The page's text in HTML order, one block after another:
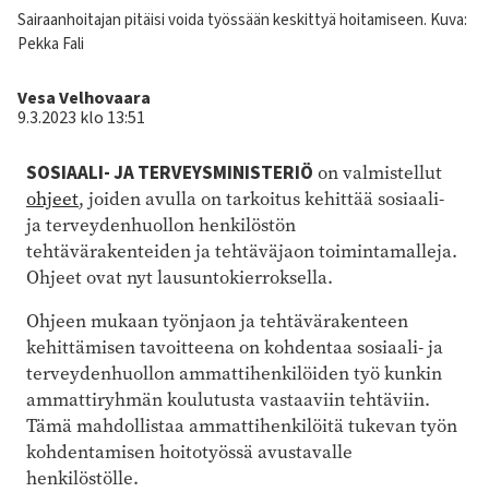
Kuvateksti
Sairaanhoitajan pitäisi voida työssään keskittyä hoitamiseen. Kuva:
Pekka Fali
Kirjoittaja
Vesa Velhovaara
9.3.2023 klo 13:51
SOSIAALI- JA TERVEYSMINISTERIÖ on valmistellut
ohjeet, joiden avulla on tarkoitus kehittää sosiaali-
ja terveydenhuollon henkilöstön
tehtävärakenteiden ja tehtäväjaon toimintamalleja.
Ohjeet ovat nyt lausuntokierroksella.
Ohjeen mukaan työnjaon ja tehtävärakenteen
kehittämisen tavoitteena on kohdentaa sosiaali- ja
terveydenhuollon ammattihenkilöiden työ kunkin
ammattiryhmän koulutusta vastaaviin tehtäviin.
Tämä mahdollistaa ammattihenkilöitä tukevan työn
kohdentamisen hoitotyössä avustavalle
henkilöstölle.